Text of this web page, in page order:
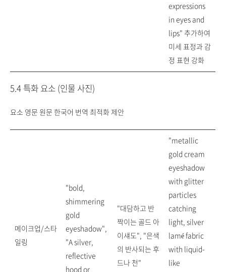
expressions
in eyes and
lips" 추가하여
미세 표정과 감
정 표현 강화
5.4 특화 요소 (인물 사진)
요소 영문 원문 한국어 번역 최적화 제안
메이크업/스타
일링
"bold,
shimmering
gold
eyeshadow",
"A silver,
reflective
hood or
"대담하고 반
짝이는 골드 아
이섀도", "은색
의 반사되는 후
드나 천"
"metallic
gold cream
eyeshadow
with glitter
particles
catching
light, silver
lamé fabric
with liquid-
like